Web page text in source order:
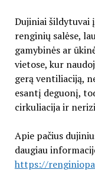
Dujiniai šildytuvai
renginių salėse,
gamybinės ar
vietose, kur
gerą ventiliaciją,
esantį deguonį,
cirkuliacija ir
Apie pačius
daugiau
https://